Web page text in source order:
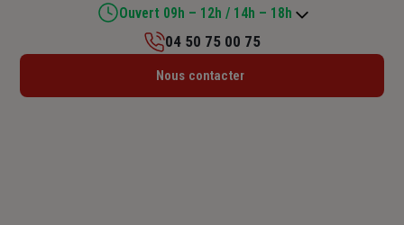
Ouvert 09h – 12h / 14h – 18h
Lundi : Fermé
04 50 75 00 75
Nous contacter